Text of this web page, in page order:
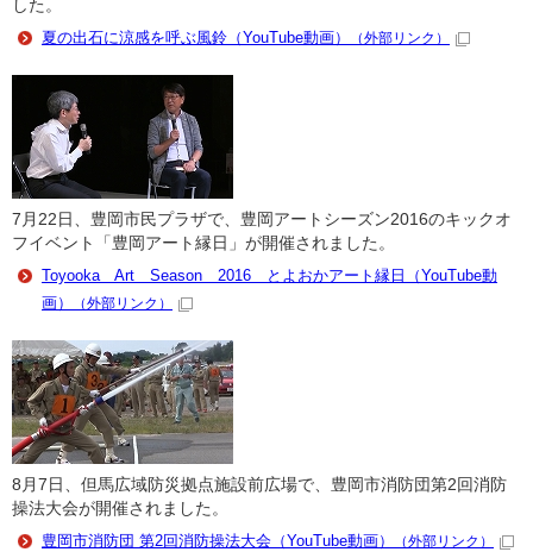
した。
夏の出石に涼感を呼ぶ風鈴（YouTube動画）
（外部リンク）
7月22日、豊岡市民プラザで、豊岡アートシーズン2016のキックオ
フイベント「豊岡アート縁日」が開催されました。
Toyooka Art Season 2016 とよおかアート縁日（YouTube動
画）
（外部リンク）
8月7日、但馬広域防災拠点施設前広場で、豊岡市消防団第2回消防
操法大会が開催されました。
豊岡市消防団 第2回消防操法大会（YouTube動画）
（外部リンク）